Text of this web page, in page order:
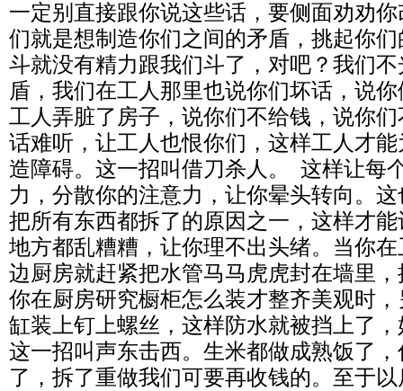
一定别直接跟你说这些话，要侧面劝劝
们就是想制造你们之间的矛盾，挑起你
斗就没有精力跟我们斗了，对吧？我们
盾，我们在工人那里也说你们坏话，说
工人弄脏了房子，说你们不给钱，说你
话难听，让工人也恨你们，这样工人才
造障碍。这一招叫借刀杀人。 这样让每
力，分散你的注意力，让你晕头转向。
把所有东西都拆了的原因之一，这样才
地方都乱糟糟，让你理不出头绪。当你
边厨房就赶紧把水管马马虎虎封在墙里
你在厨房研究橱柜怎么装才整齐美观时
缸装上钉上螺丝，这样防水就被挡上了
这一招叫声东击西。生米都做成熟饭了
了，拆了重做我们可要再收钱的。至于